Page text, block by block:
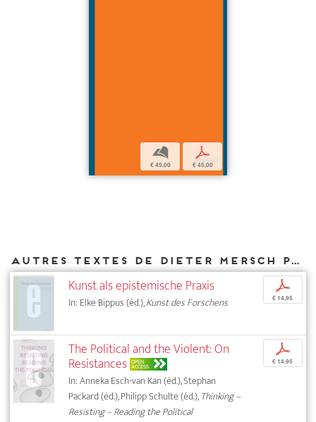
b
€ 45,00
p
€ 45,00
Autres textes de Dieter Mersch parus chez DIAPHANES
Kunst als epistemische Praxis
In: Elke Bippus (éd.),Kunst des Forschens
p
€ 14,95
The Political and the Violent: On
Resistances OPEN
ACCESS
In: Anneka Esch-van Kan (éd.), Stephan
Packard (éd.), Philipp Schulte (éd.),Thinking –
Resisting – Reading the Political
p
€ 14,95